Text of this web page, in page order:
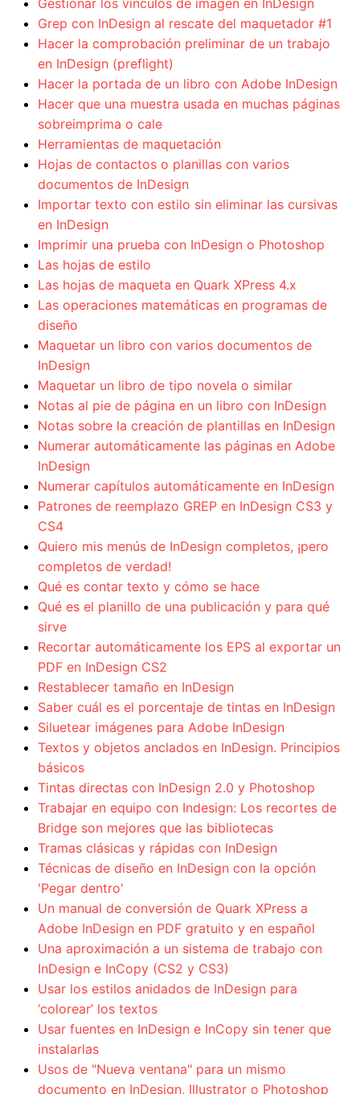
Gestionar los vínculos de imagen en InDesign
Grep con InDesign al rescate del maquetador #1
Hacer la comprobación preliminar de un trabajo
en InDesign (preflight)
Hacer la portada de un libro con Adobe InDesign
Hacer que una muestra usada en muchas páginas
sobreimprima o cale
Herramientas de maquetación
Hojas de contactos o planillas con varios
documentos de InDesign
Importar texto con estilo sin eliminar las cursivas
en InDesign
Imprimir una prueba con InDesign o Photoshop
Las hojas de estilo
Las hojas de maqueta en Quark XPress 4.x
Las operaciones matemáticas en programas de
diseño
Maquetar un libro con varios documentos de
InDesign
Maquetar un libro de tipo novela o similar
Notas al pie de página en un libro con InDesign
Notas sobre la creación de plantillas en InDesign
Numerar automáticamente las páginas en Adobe
InDesign
Numerar capítulos automáticamente en InDesign
Patrones de reemplazo GREP en InDesign CS3 y
CS4
Quiero mis menús de InDesign completos, ¡pero
completos de verdad!
Qué es contar texto y cómo se hace
Qué es el planillo de una publicación y para qué
sirve
Recortar automáticamente los EPS al exportar un
PDF en InDesign CS2
Restablecer tamaño en InDesign
Saber cuál es el porcentaje de tintas en InDesign
Siluetear imágenes para Adobe InDesign
Textos y objetos anclados en InDesign. Principios
básicos
Tintas directas con InDesign 2.0 y Photoshop
Trabajar en equipo con Indesign: Los recortes de
Bridge son mejores que las bibliotecas
Tramas clásicas y rápidas con InDesign
Técnicas de diseño en InDesign con la opción
'Pegar dentro'
Un manual de conversión de Quark XPress a
Adobe InDesign en PDF gratuito y en español
Una aproximación a un sistema de trabajo con
InDesign e InCopy (CS2 y CS3)
Usar los estilos anidados de InDesign para
‘colorear’ los textos
Usar fuentes en InDesign e InCopy sin tener que
instalarlas
Usos de "Nueva ventana" para un mismo
documento en InDesign, Illustrator o Photoshop